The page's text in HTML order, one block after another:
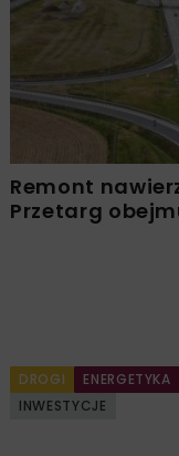
Remont
Przetarg
DROGI ENERGETYKA
INWESTYCJE